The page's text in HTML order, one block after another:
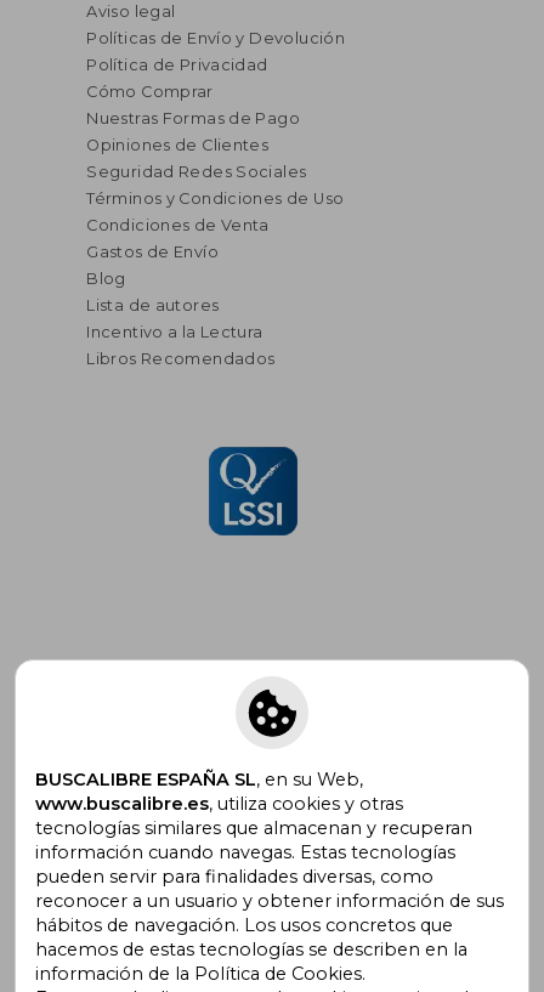
Aviso legal
Políticas de Envío y Devolución
Política de Privacidad
Cómo Comprar
Nuestras Formas de Pago
Opiniones de Clientes
Seguridad Redes Sociales
Términos y Condiciones de Uso
Condiciones de Venta
Gastos de Envío
Blog
Lista de autores
Incentivo a la Lectura
Libros Recomendados
Suscríbete para recibir ofertas y
promociones
¿Necesitas ayuda?
BUSCALIBRE ESPAÑA SL, en su Web,
www.buscalibre.es, utiliza cookies y otras
tecnologías similares que almacenan y recuperan
información cuando navegas. Estas tecnologías
pueden servir para finalidades diversas, como
reconocer a un usuario y obtener información de sus
hábitos de navegación. Los usos concretos que
hacemos de estas tecnologías se describen en la
información de la Política de Cookies.